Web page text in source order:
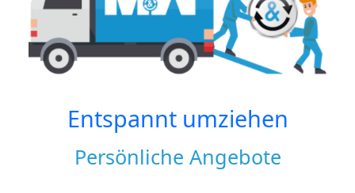
Entspannt umziehen
Persönliche Angebote